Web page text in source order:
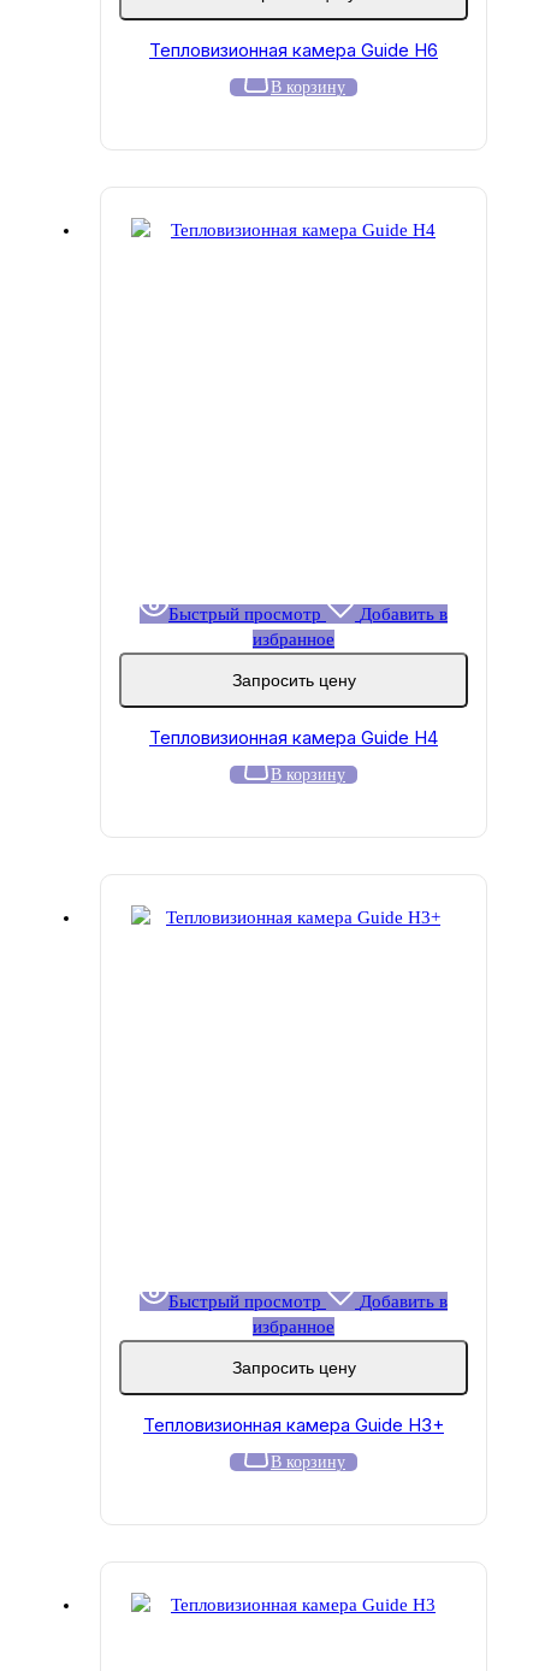
Тепловизионная камера Guide H6
В корзину
Быстрый просмотр
Добавить в
избранное
Запросить цену
Тепловизионная камера Guide H4
В корзину
Быстрый просмотр
Добавить в
избранное
Запросить цену
Тепловизионная камера Guide H3+
В корзину